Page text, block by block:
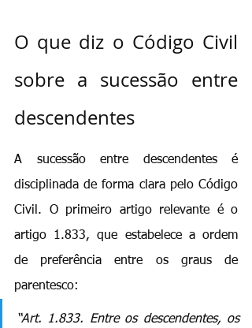
O que diz o Código Civil
sobre a sucessão entre
descendentes
A sucessão entre descendentes é
disciplinada de forma clara pelo Código
Civil. O primeiro artigo relevante é o
artigo 1.833, que estabelece a ordem
de preferência entre os graus de
parentesco:
“Art. 1.833. Entre os descendentes, os